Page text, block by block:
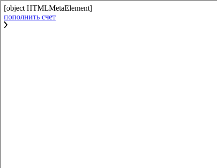
[object HTMLMetaElement]
пополнить счет